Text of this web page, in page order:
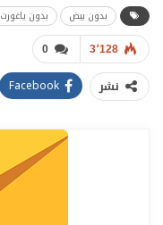
بدون بيض بدون ياغورت
0 3٬128
نشر Facebook